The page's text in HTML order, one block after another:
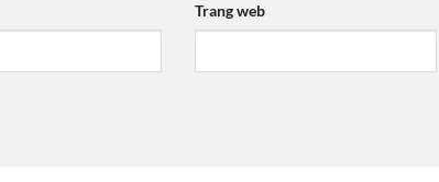
Trang web